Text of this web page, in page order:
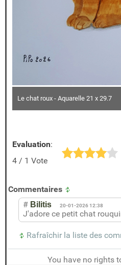
Le chat roux - Aquarelle 21 x 29.7
Evaluation:
4 / 1 Vote
Commentaires
# Bilitis 20-01-2026 12:38
J'adore ce petit chat
Rafraîchir la liste des
You have no rights